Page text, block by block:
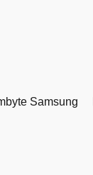
Samsung